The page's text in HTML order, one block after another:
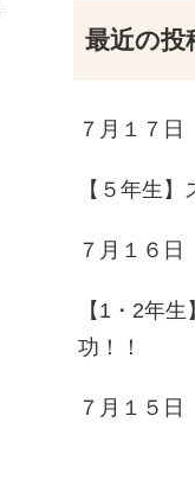
最近の投
７月１７
【５年生
７月１６
【1・2年
功！！
７月１５